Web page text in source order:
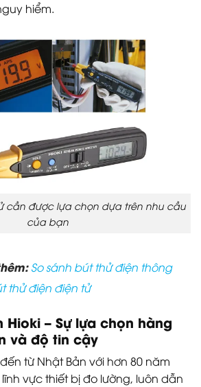
hiểm.
cần được lựa chọn dựa trên nhu cầu
của bạn
So sánh bút thử điện thông
thử điện điện tử
– Sự lựa chọn hàng
và độ tin cậy
từ Nhật Bản với hơn 80 năm
vực thiết bị đo lường, luôn dẫn